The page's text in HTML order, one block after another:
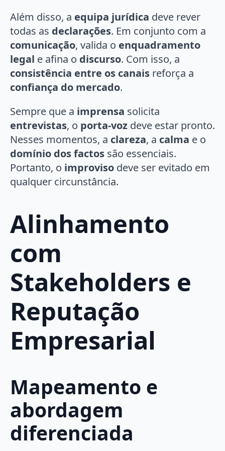
Além disso, a equipa jurídica deve rever
todas as declarações. Em conjunto com a
comunicação, valida o enquadramento
legal e afina o discurso. Com isso, a
consistência entre os canais reforça a
confiança do mercado.
Sempre que a imprensa solicita
entrevistas, o porta-voz deve estar pronto.
Nesses momentos, a clareza, a calma e o
domínio dos factos são essenciais.
Portanto, o improviso deve ser evitado em
qualquer circunstância.
Alinhamento
com
Stakeholders e
Reputação
Empresarial
Mapeamento e
abordagem
diferenciada